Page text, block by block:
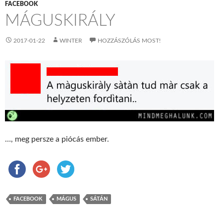
FACEBOOK
MÁGUSKIRÁLY
2017-01-22 WINTER HOZZÁSZÓLÁS MOST!
…, meg persze a piócás ember.
FACEBOOK MÁGUS SÁTÁN